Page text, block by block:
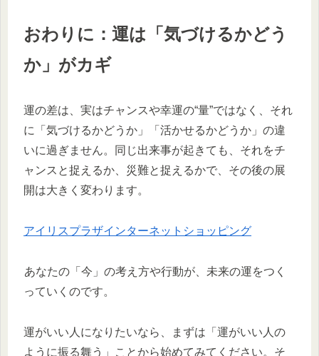
おわりに：運は「気づけるかどう
か」がカギ
運の差は、実はチャンスや幸運の“量”ではなく、それ
に「気づけるかどうか」「活かせるかどうか」の違
いに過ぎません。同じ出来事が起きても、それをチ
ャンスと捉えるか、災難と捉えるかで、その後の展
開は大きく変わります。
アイリスプラザインターネットショッピング
あなたの「今」の考え方や行動が、未来の運をつく
っていくのです。
運がいい人になりたいなら、まずは「運がいい人の
ように振る舞う」ことから始めてみてください。そ